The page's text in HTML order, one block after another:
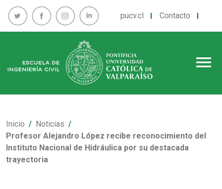
pucv.cl Contacto
menu
Inicio
Noticias
Profesor Alejandro López recibe reconocimiento del
Instituto Nacional de Hidráulica por su destacada
trayectoria